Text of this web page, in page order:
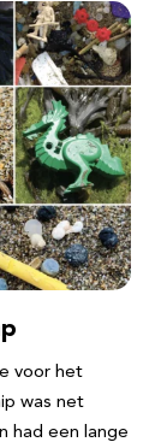
voor het
was net
had een lange